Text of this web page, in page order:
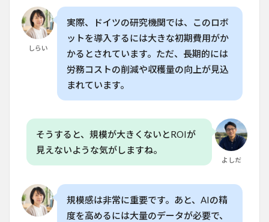
のコ
スト
で導
きま
が農
与え
る影
日本
で導
入可
能で
しらい
実際、ドイツの研究機関では、このロボ
ットを導入するには大きな初期費用がか
かるとされています。ただ、長期的には
労務コストの削減や収穫量の向上が見込
まれています。
よしだ
そうすると、規模が大きくないとROIが
見えないような気がしますね。
規模感は非常に重要です。あと、AIの精
度を高めるには大量のデータが必要で、